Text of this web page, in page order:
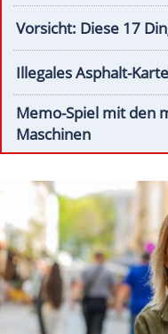
Vorsicht: Diese 17
Illegales Asphalt-
Memo-Spiel mit den
Maschinen